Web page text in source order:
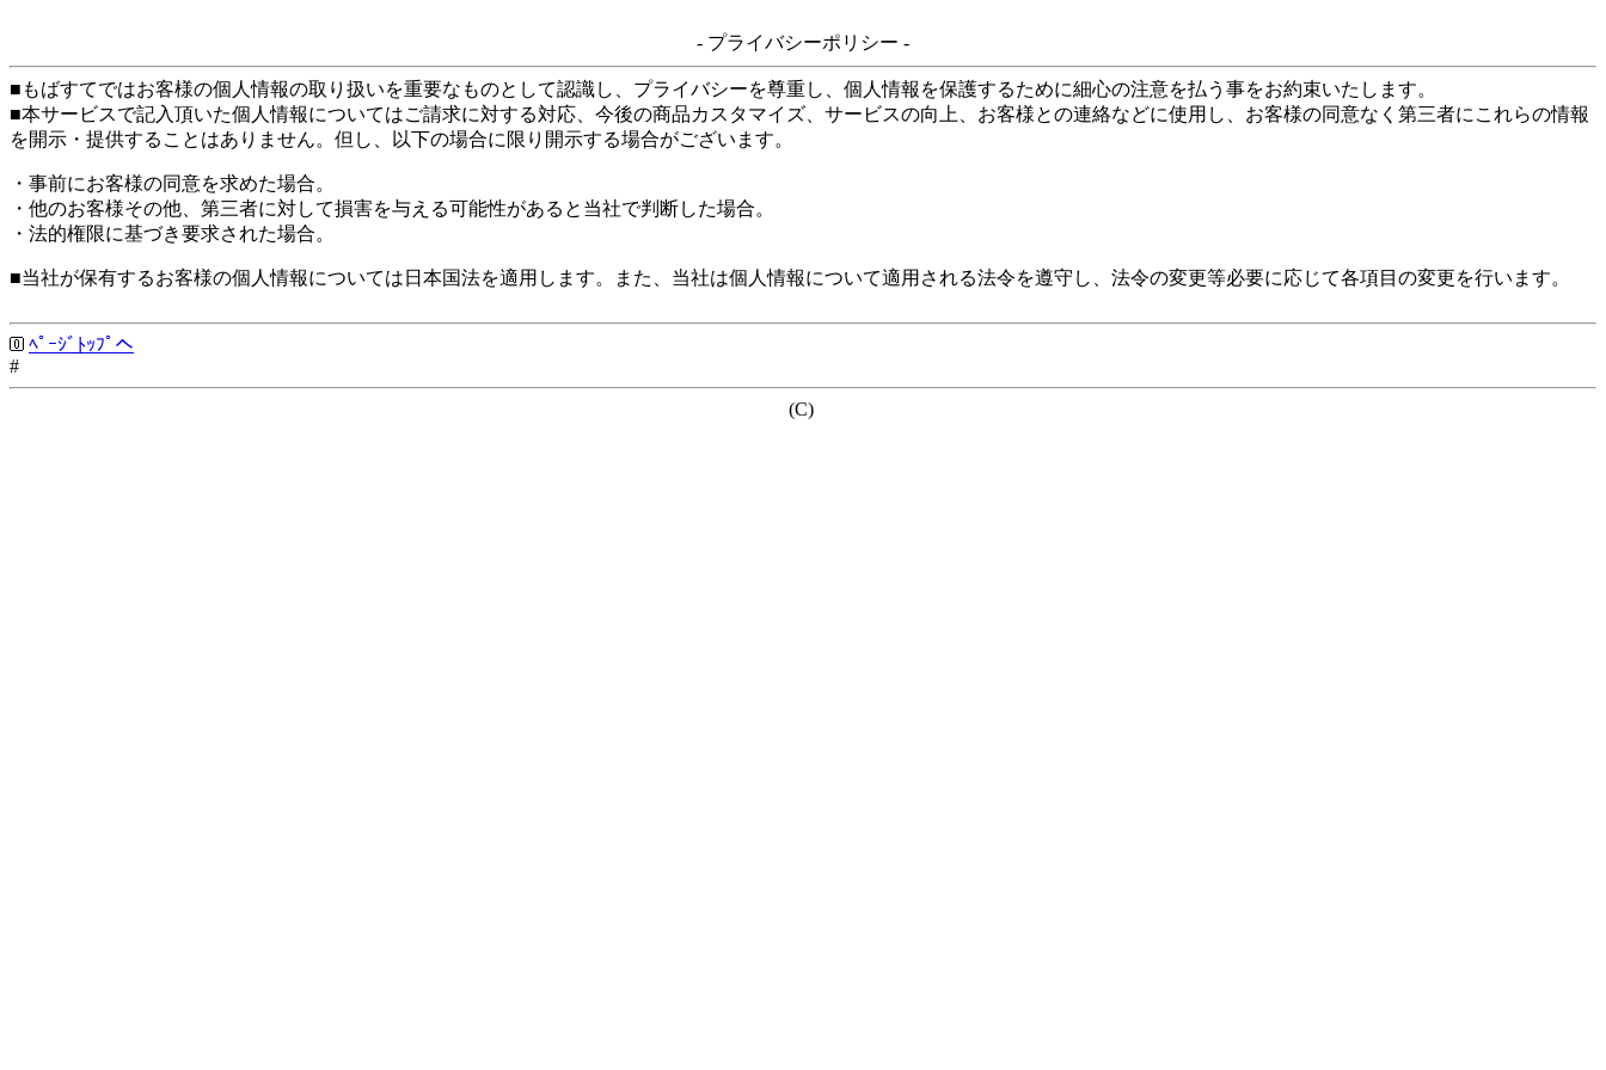
- プライバシーポリシー -
■もばすてではお客様の個人情報の取り扱いを重要なものとして認識し、プライバシーを尊重し、個人情報を保護するために細心の注意を払う事をお約束いたします。
■本サービスで記入頂いた個人情報についてはご請求に対する対応、今後の商品カスタマイズ、サービスの向上、お客様との連絡などに使用し、お客様の同意なく第三者にこれらの情報
を開示・提供することはありません。但し、以下の場合に限り開示する場合がございます。
・事前にお客様の同意を求めた場合。
・他のお客様その他、第三者に対して損害を与える可能性があると当社で判断した場合。
・法的権限に基づき要求された場合。
■当社が保有するお客様の個人情報については日本国法を適用します。また、当社は個人情報について適用される法令を遵守し、法令の変更等必要に応じて各項目の変更を行います。
ﾍﾟｰｼﾞﾄｯﾌﾟへ
#
(C)